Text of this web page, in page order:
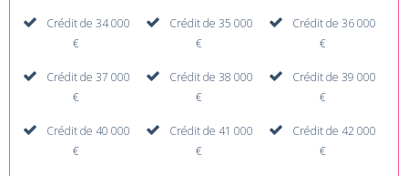
Crédit de 34 000
€
Crédit de 35 000
€
Crédit de 36 000
€
Crédit de 37 000
€
Crédit de 38 000
€
Crédit de 39 000
€
Crédit de 40 000
€
Crédit de 41 000
€
Crédit de 42 000
€